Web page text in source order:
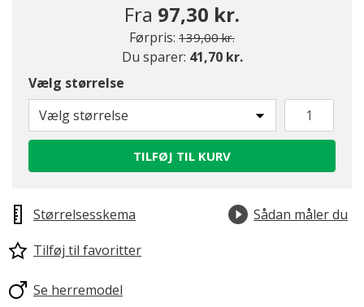
Fra 97,30 kr.
Førpris: Pris nedsat fra
139,00 kr.til
Du sparer: 41,70 kr.
Vælg størrelse
Vælg størrelse
TILFØJ TIL KURV
Størrelsesskema
Sådan måler du
Tilføj til favoritter
Se herremodel